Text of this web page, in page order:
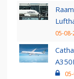
05-08-